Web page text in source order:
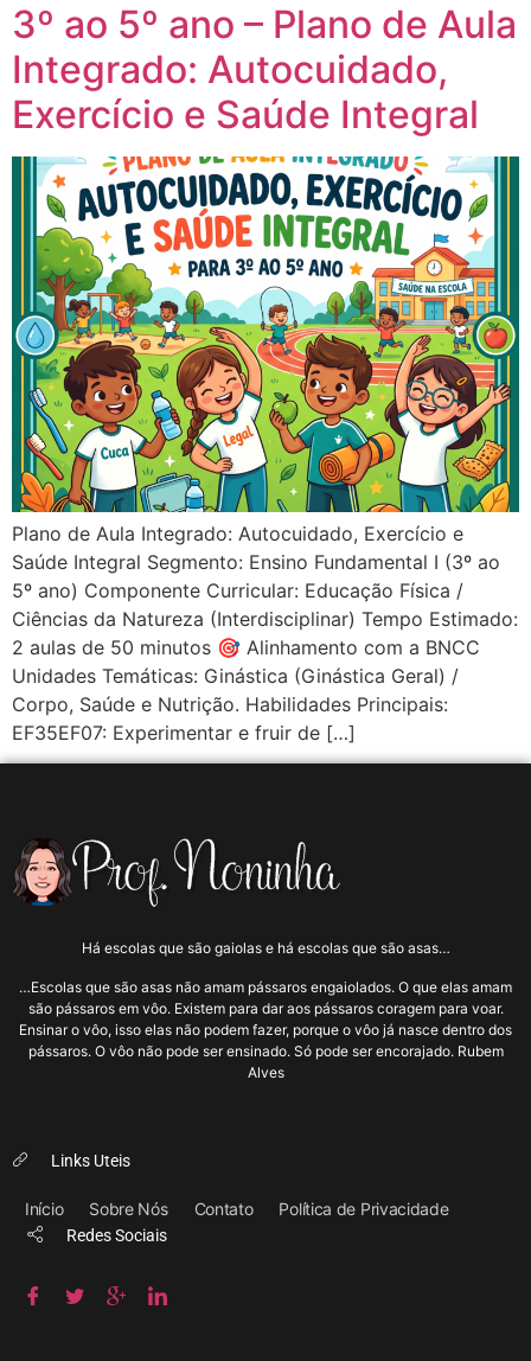
3º ao 5º ano – Plano de Aula
Integrado: Autocuidado,
Exercício e Saúde Integral
Plano de Aula Integrado: Autocuidado, Exercício e
Saúde Integral Segmento: Ensino Fundamental I (3º ao
5º ano) Componente Curricular: Educação Física /
Ciências da Natureza (Interdisciplinar) Tempo Estimado:
2 aulas de 50 minutos 🎯 Alinhamento com a BNCC
Unidades Temáticas: Ginástica (Ginástica Geral) /
Corpo, Saúde e Nutrição. Habilidades Principais:
EF35EF07: Experimentar e fruir de […]
Há escolas que são gaiolas e há escolas que são asas…
…Escolas que são asas não amam pássaros engaiolados. O que elas amam
são pássaros em vôo. Existem para dar aos pássaros coragem para voar.
Ensinar o vôo, isso elas não podem fazer, porque o vôo já nasce dentro dos
pássaros. O vôo não pode ser ensinado. Só pode ser encorajado. Rubem
Alves
Links Uteis
Início Sobre Nós Contato Política de Privacidade
Redes Sociais